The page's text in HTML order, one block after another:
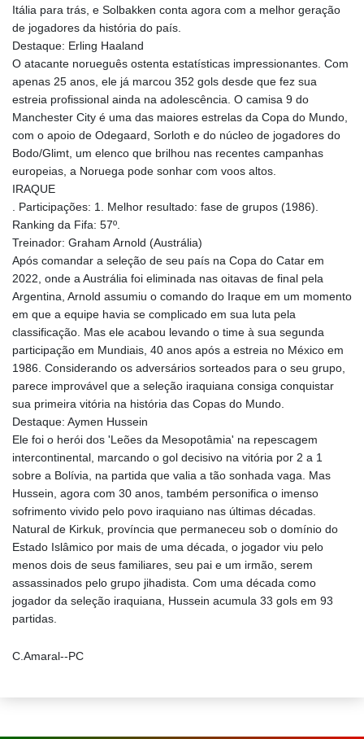
Itália para trás, e Solbakken conta agora com a melhor geração
de jogadores da história do país.
Destaque: Erling Haaland
O atacante norueguês ostenta estatísticas impressionantes. Com
apenas 25 anos, ele já marcou 352 gols desde que fez sua
estreia profissional ainda na adolescência. O camisa 9 do
Manchester City é uma das maiores estrelas da Copa do Mundo,
com o apoio de Odegaard, Sorloth e do núcleo de jogadores do
Bodo/Glimt, um elenco que brilhou nas recentes campanhas
europeias, a Noruega pode sonhar com voos altos.
IRAQUE
. Participações: 1. Melhor resultado: fase de grupos (1986).
Ranking da Fifa: 57º.
Treinador: Graham Arnold (Austrália)
Após comandar a seleção de seu país na Copa do Catar em
2022, onde a Austrália foi eliminada nas oitavas de final pela
Argentina, Arnold assumiu o comando do Iraque em um momento
em que a equipe havia se complicado em sua luta pela
classificação. Mas ele acabou levando o time à sua segunda
participação em Mundiais, 40 anos após a estreia no México em
1986. Considerando os adversários sorteados para o seu grupo,
parece improvável que a seleção iraquiana consiga conquistar
sua primeira vitória na história das Copas do Mundo.
Destaque: Aymen Hussein
Ele foi o herói dos 'Leões da Mesopotâmia' na repescagem
intercontinental, marcando o gol decisivo na vitória por 2 a 1
sobre a Bolívia, na partida que valia a tão sonhada vaga. Mas
Hussein, agora com 30 anos, também personifica o imenso
sofrimento vivido pelo povo iraquiano nas últimas décadas.
Natural de Kirkuk, província que permaneceu sob o domínio do
Estado Islâmico por mais de uma década, o jogador viu pelo
menos dois de seus familiares, seu pai e um irmão, serem
assassinados pelo grupo jihadista. Com uma década como
jogador da seleção iraquiana, Hussein acumula 33 gols em 93
partidas.
C.Amaral--PC